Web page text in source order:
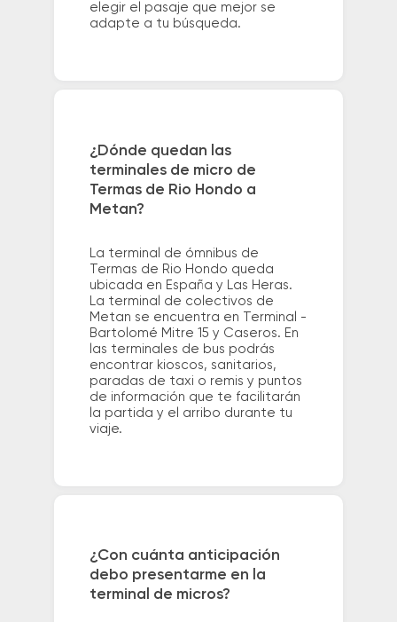
elegir el pasaje que mejor se
adapte a tu búsqueda.
¿Dónde quedan las
terminales de micro de
Termas de Rio Hondo a
Metan?
La terminal de ómnibus de
Termas de Rio Hondo queda
ubicada en España y Las Heras.
La terminal de colectivos de
Metan se encuentra en Terminal -
Bartolomé Mitre 15 y Caseros. En
las terminales de bus podrás
encontrar kioscos, sanitarios,
paradas de taxi o remis y puntos
de información que te facilitarán
la partida y el arribo durante tu
viaje.
¿Con cuánta anticipación
debo presentarme en la
terminal de micros?